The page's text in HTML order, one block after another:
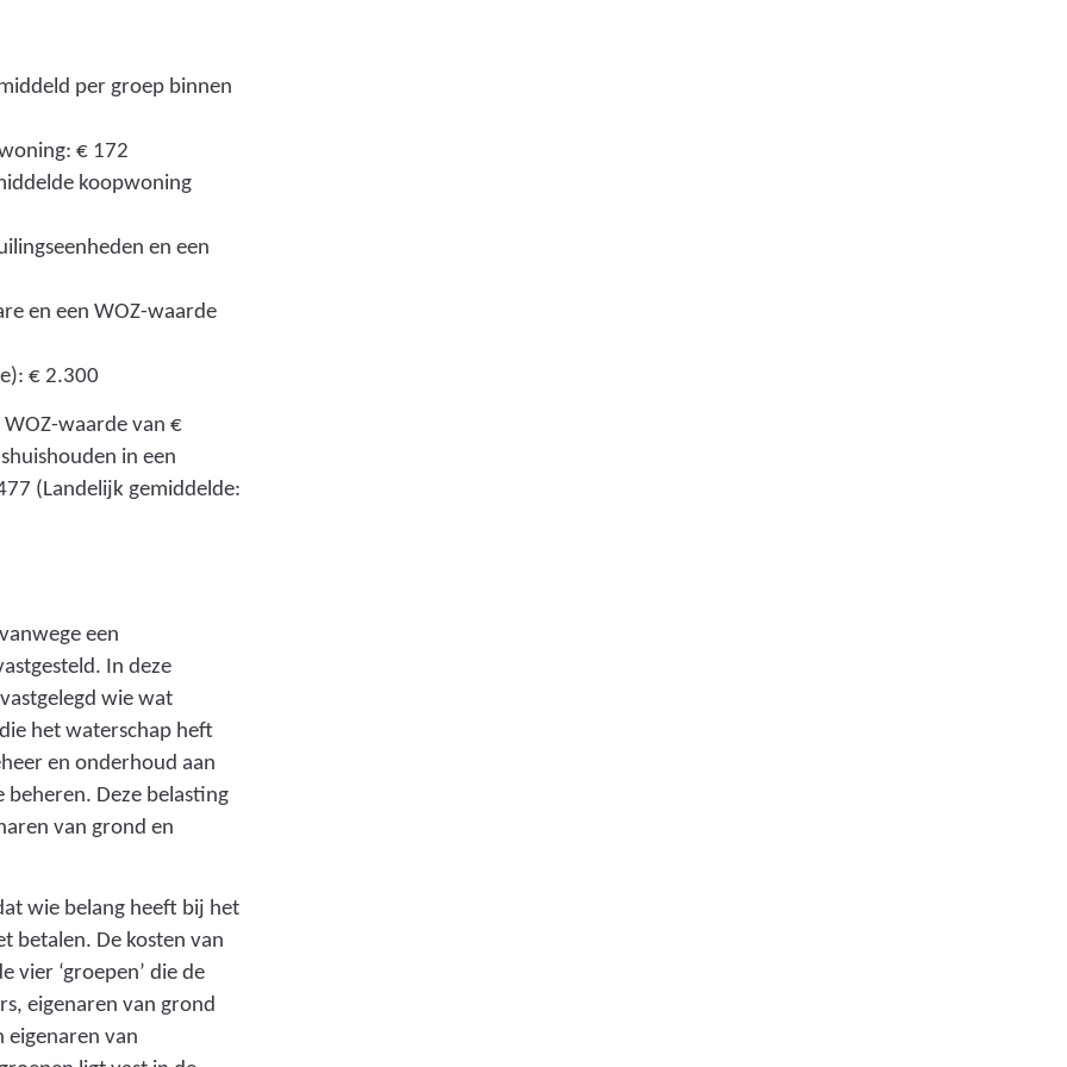
per groep binnen
€ 172
koopwoning
en een
en een WOZ-waarde
€ 2.300
waarde van €
in een
(Landelijk gemiddelde:
een
In deze
wie wat
het waterschap heft
en onderhoud aan
Deze belasting
van grond en
wie belang heeft bij het
betalen. De kosten van
vier ‘groepen’ die de
eigenaren van grond
van